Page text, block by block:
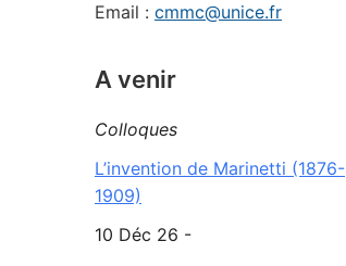
Email : cmmc@unice.fr
A venir
Colloques
L’invention de Marinetti (1876-
1909)
10 Déc 26 -